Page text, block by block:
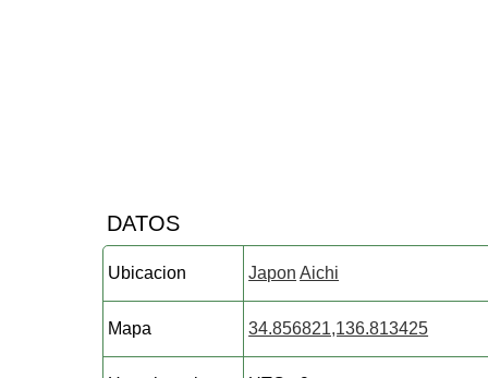
DATOS
Ubicacion Japon Aichi
Mapa 34.856821,136.813425